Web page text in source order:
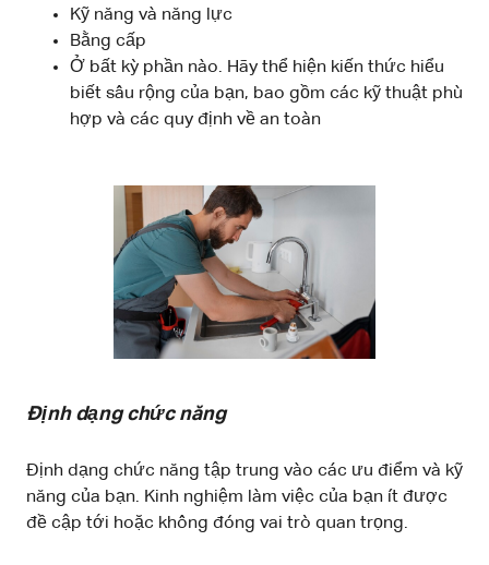
Kỹ năng và năng lực
Bằng cấp
Ở bất kỳ phần nào. Hãy thể hiện kiến ​​thức hiểu
biết sâu rộng của bạn, bao gồm các kỹ thuật phù
hợp và các quy định về an toàn
Định dạng chức năng
Định dạng chức năng tập trung vào các ưu điểm và kỹ
năng của bạn. Kinh nghiệm làm việc của bạn ít được
đề cập tới hoặc không đóng vai trò quan trọng.